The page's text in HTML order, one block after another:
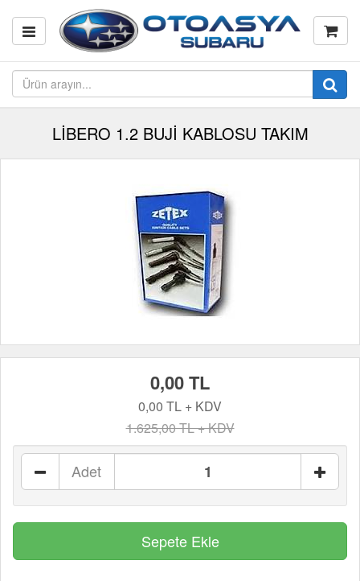
LİBERO 1.2 BUJİ KABLOSU TAKIM
0,00 TL
0,00 TL + KDV
1.625,00 TL + KDV
Adet